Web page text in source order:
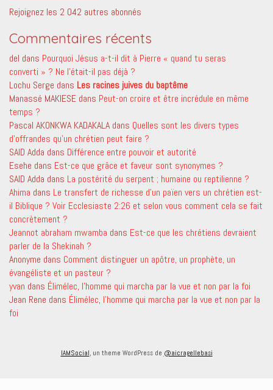
Rejoignez les 2 042 autres abonnés
Commentaires récents
del dans Pourquoi Jésus a-t-il dit à Pierre « quand tu seras
converti » ? Ne l’était-il pas déjà ?
Lochu Serge dans Les racines juives du baptême
Manassé MAKIESE dans Peut-on croire et être incrédule en même
temps ?
Pascal AKONKWA KADAKALA dans Quelles sont les divers types
d’offrandes qu’un chrétien peut faire ?
SAID Adda dans Différence entre pouvoir et autorité
Esehe dans Est-ce que grâce et faveur sont synonymes ?
SAID Adda dans La postérité du serpent ; humaine ou reptilienne ?
Ahima dans Le transfert de richesse d’un païen vers un chrétien est-
il Biblique ? Voir Ecclesiaste 2:26 et selon vous comment cela se fait
concrètement ?
Jeannot abraham mwamba dans Est-ce que les chrétiens devraient
parler de la Shekinah ?
Anonyme dans Comment distinguer un apôtre, un prophète, un
évangéliste et un pasteur ?
yvan dans Élimélec, l’homme qui marcha par la vue et non par la foi
Jean Rene dans Élimélec, l’homme qui marcha par la vue et non par la
foi
IAMSocial , un theme WordPress de @aicragellebasi